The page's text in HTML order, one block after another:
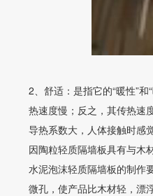
2、舒适：是指它的“暖性”
热速度慢；反之，其传热速
导热系数大，人体接触时感
因陶粒轻质隔墙板具有与木
水泥泡沫轻质隔墙板的制作
微孔，使产品比木材轻，漂